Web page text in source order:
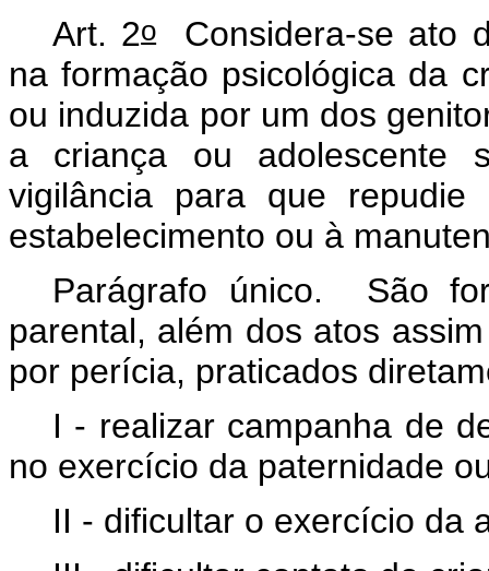
Art. 2oConsidera-se ato
na formação psicológica da
ou induzida por um dos
a criança ou adolescente
vigilância para que
estabelecimento ou à
Parágrafo único. São
parental, além dos atos
por perícia, praticados
I - realizar campanha de
no exercício da paternidade
II - dificultar o exercício da